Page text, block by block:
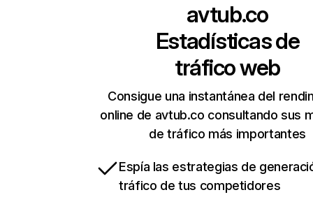
avtub.co
Estadísticas de
tráfico web
Consigue una instantánea del
online de avtub.co consultando sus
de tráfico más importantes
Espía las estrategias de
tráfico de tus competidores